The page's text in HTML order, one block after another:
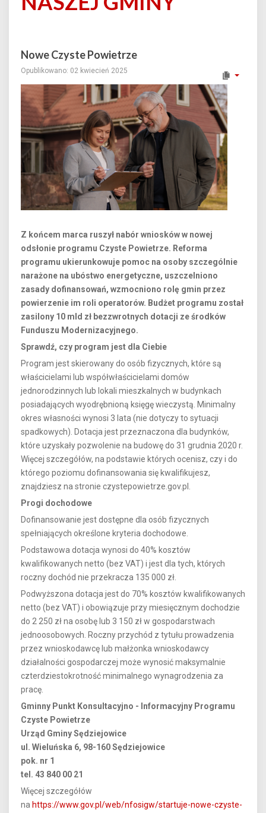
Nowe Czyste Powietrze
Opublikowano: 02 kwiecień 2025
Z końcem marca ruszył nabór wniosków w nowej
odsłonie programu Czyste Powietrze. Reforma
programu ukierunkowuje pomoc na osoby szczególnie
narażone na ubóstwo energetyczne, uszczelniono
zasady dofinansowań, wzmocniono rolę gmin przez
powierzenie im roli operatorów. Budżet programu został
zasilony 10 mld zł bezzwrotnych dotacji ze środków
Funduszu Modernizacyjnego.
Sprawdź, czy program jest dla Ciebie
Program jest skierowany do osób fizycznych, które są
właścicielami lub współwłaścicielami domów
jednorodzinnych lub lokali mieszkalnych w budynkach
posiadających wyodrębnioną księgę wieczystą. Minimalny
okres własności wynosi 3 lata (nie dotyczy to sytuacji
spadkowych). Dotacja jest przeznaczona dla budynków,
które uzyskały pozwolenie na budowę do 31 grudnia 2020 r.
Więcej szczegółów, na podstawie których ocenisz, czy i do
którego poziomu dofinansowania się kwalifikujesz,
znajdziesz na stronie czystepowietrze.gov.pl.
Progi dochodowe
Dofinansowanie jest dostępne dla osób fizycznych
spełniających określone kryteria dochodowe.
Podstawowa dotacja wynosi do 40% kosztów
kwalifikowanych netto (bez VAT) i jest dla tych, których
roczny dochód nie przekracza 135 000 zł.
Podwyższona dotacja jest do 70% kosztów kwalifikowanych
netto (bez VAT) i obowiązuje przy miesięcznym dochodzie
do 2 250 zł na osobę lub 3 150 zł w gospodarstwach
jednoosobowych. Roczny przychód z tytułu prowadzenia
przez wnioskodawcę lub małżonka wnioskodawcy
działalności gospodarczej może wynosić maksymalnie
czterdziestokrotność minimalnego wynagrodzenia za
pracę.
Gminny Punkt Konsultacyjno - Informacyjny Programu
Czyste Powietrze
Urząd Gminy Sędziejowice
ul. Wieluńska 6, 98-160 Sędziejowice
pok. nr 1
tel. 43 840 00 21
Więcej szczegółów
na https://www.gov.pl/web/nfosigw/startuje-nowe-czyste-